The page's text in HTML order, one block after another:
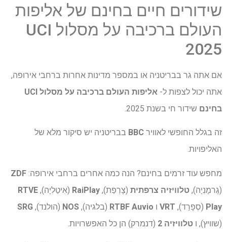
שידורים חיים בחינם של אליפות
העולם ברכיבה על מסלול UCI
2025
אם אתה גר בבריטניה או במספר מדינות אחרות ברחבי אירופה,
אתה יכול לצפות ל-
אליפות העולם ברכיבה על מסלול UCI
בחינם שידור חי בשנת 2025.
זה בגלל החופשי לאוויר BBC בבריטניה יש סיקור מלא של
האליפויות.
מחפש עוד זרמים בחינם? הנה כמה אחרים ברחבי אירופה: ZDF
(גֶרמָנִיָה), טלוויזיה צרפתית (צָרְפַת), RaiPlay (אִיטַלִיָה), RTVE
Play (סְפָרַד), VRT ו RTBF Auvio (בלגיה), NOS (הולנד), SRG
(שוויץ), ו טלוויזיה 2 (דנמרק) הן כל האפשרויות.